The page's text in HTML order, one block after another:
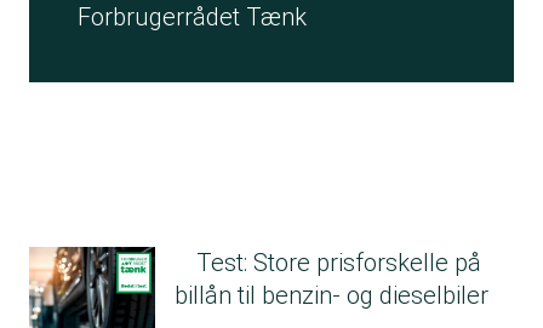
Forbrugerrådet Tænk
Test: Store prisforskelle på
billån til benzin- og dieselbiler